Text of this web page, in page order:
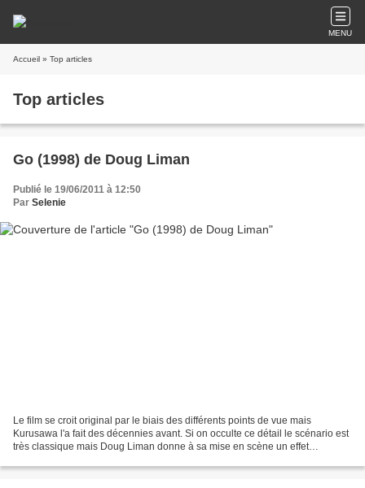
MENU
Accueil » Top articles
Top articles
Go (1998) de Doug Liman
Publié le 19/06/2011 à 12:50
Par Selenie
Le film se croit original par le biais des différents points de vue mais
Kurusawa l'a fait des décennies avant. Si on occulte ce détail le scénario est
très classique mais Doug Liman donne à sa mise en scène un effet